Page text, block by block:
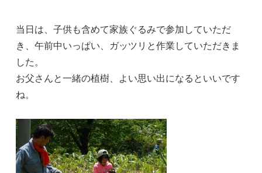
当日は、子供も含めて家族ぐるみで参加していただ
き、午前中いっぱい、ガッツリと作業していただきま
した。
お父さんと一緒の植樹、よい思い出になるといいです
ね。